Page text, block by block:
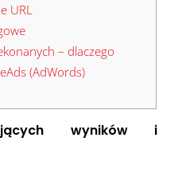
URL
– dlaczego
(AdWords)
wyników i